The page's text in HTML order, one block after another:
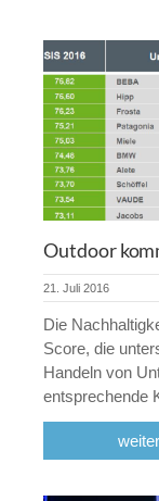
Outdoor
21. Juli 2016
Die
Score, die
Handeln von
entsprechende